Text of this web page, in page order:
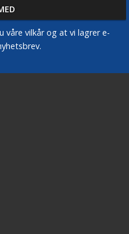
våre vilkår og at vi lagrer e-